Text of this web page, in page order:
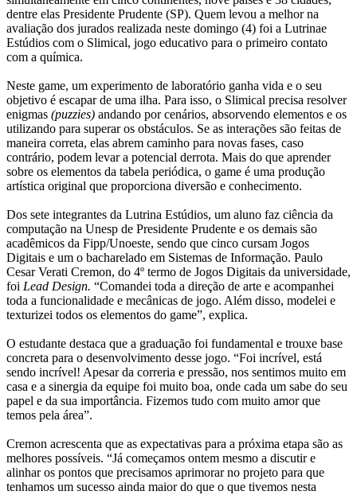
dentre elas Presidente Prudente (SP). Quem levou a melhor na
avaliação dos jurados realizada neste domingo (4) foi a Lutrinae
Estúdios com o Slimical, jogo educativo para o primeiro contato
com a química.
Neste game, um experimento de laboratório ganha vida e o seu
objetivo é escapar de uma ilha. Para isso, o Slimical precisa resolver
enigmas (puzzies) andando por cenários, absorvendo elementos e os
utilizando para superar os obstáculos. Se as interações são feitas de
maneira correta, elas abrem caminho para novas fases, caso
contrário, podem levar a potencial derrota. Mais do que aprender
sobre os elementos da tabela periódica, o game é uma produção
artística original que proporciona diversão e conhecimento.
Dos sete integrantes da Lutrina Estúdios, um aluno faz ciência da
computação na Unesp de Presidente Prudente e os demais são
acadêmicos da Fipp/Unoeste, sendo que cinco cursam Jogos
Digitais e um o bacharelado em Sistemas de Informação. Paulo
Cesar Verati Cremon, do 4º termo de Jogos Digitais da universidade,
foi Lead Design. “Comandei toda a direção de arte e acompanhei
toda a funcionalidade e mecânicas de jogo. Além disso, modelei e
texturizei todos os elementos do game”, explica.
O estudante destaca que a graduação foi fundamental e trouxe base
concreta para o desenvolvimento desse jogo. “Foi incrível, está
sendo incrível! Apesar da correria e pressão, nos sentimos muito em
casa e a sinergia da equipe foi muito boa, onde cada um sabe do seu
papel e da sua importância. Fizemos tudo com muito amor que
temos pela área”.
Cremon acrescenta que as expectativas para a próxima etapa são as
melhores possíveis. “Já começamos ontem mesmo a discutir e
alinhar os pontos que precisamos aprimorar no projeto para que
tenhamos um sucesso ainda maior do que o que tivemos nesta